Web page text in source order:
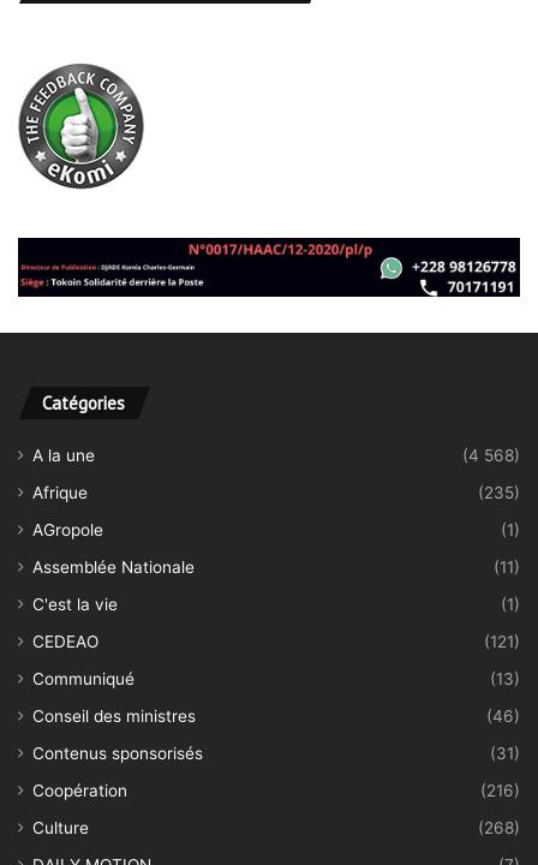
Catégories
A la une
(4 568)
Afrique
(235)
AGropole
(1)
Assemblée Nationale
(11)
C'est la vie
(1)
CEDEAO
(121)
Communiqué
(13)
Conseil des ministres
(46)
Contenus sponsorisés
(31)
Coopération
(216)
Culture
(268)